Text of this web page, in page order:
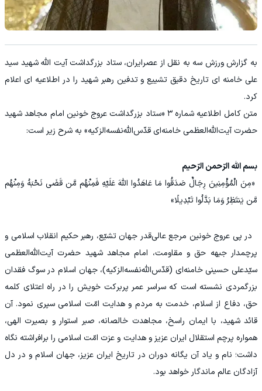
به گزارش ورزش سه به نقل از عصرایران، ستاد بزرگداشت آیت الله شهید سید
علی خامنه ای تاریخ دقیق تشییع و تدفین رهبر شهید را در اطلاعیه ای اعلام
کرد.
متن کامل اطلاعیه شماره ۳ «ستاد بزرگداشت عروج خونین امام مجاهد شهید
حضرت آیت‌الله‌العظمی خامنه‌ای‌ قدّس‌الله‌نفسه‌الزکیه» به شرح زیر است:
بسم الله الرّحمن الرّحیم
«مِنَ الْمُؤْمِنِینَ رِجَالٌ صَدَقُوا مَا عَاهَدُوا اللَّهَ عَلَیْهِ فَمِنْهُم مَّن قَضَى نَحْبَهُ وَمِنْهُم
مَّن یَنتَظِرُ وَمَا بَدَّلُوا تَبْدِیلًا»
در پی عروج خونین مرجع عالی‌قدر جهان تشیّع، رهبر حکیم انقلاب اسلامی و
پرچمدار جبهه حق و مقاومت، امام مجاهد شهید حضرت آیت‌الله‌العظمی
سیّدعلی حسینی خامنه‌ای (قدّس‌الله‌نفسه‌الزکیه)، جهان اسلام در سوگ فقدان
بزرگمردی نشسته است که سراسر عمر پربرکت خویش را در راه اعتلای کلمه
حق، دفاع از اسلام، خدمت به مردم و هدایت امّت اسلامی سپری نمود. آن
قائد شهید، با ایمان راسخ، مجاهدت خالصانه، صبر استوار و بصیرت الهی،
همواره پرچم استقلال ایران عزیز و هدایت و عزت امّت اسلامی را برافراشته نگاه
داشت؛ نام و یاد آن یگانه دوران در تاریخ ایران عزیز، جهان اسلام و در دل
آزادگان عالم ماندگار خواهد بود.